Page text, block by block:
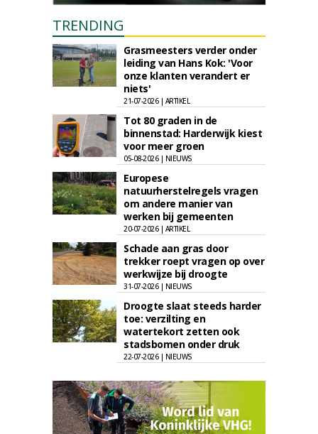
TRENDING
Grasmeesters verder onder
leiding van Hans Kok: 'Voor
onze klanten verandert er
niets'
21-07-2026 | ARTIKEL
Tot 80 graden in de
binnenstad: Harderwijk kiest
voor meer groen
05-08-2026 | NIEUWS
Europese
natuurherstelregels vragen
om andere manier van
werken bij gemeenten
20-07-2026 | ARTIKEL
Schade aan gras door
trekker roept vragen op over
werkwijze bij droogte
31-07-2026 | NIEUWS
Droogte slaat steeds harder
toe: verzilting en
watertekort zetten ook
stadsbomen onder druk
22-07-2026 | NIEUWS